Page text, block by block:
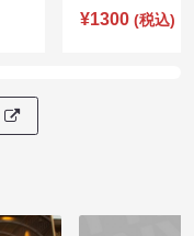
¥1300 (税込)